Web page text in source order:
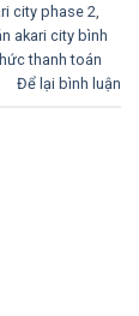
city phase 2
akari city bình
thanh toán
Để lại bình luận